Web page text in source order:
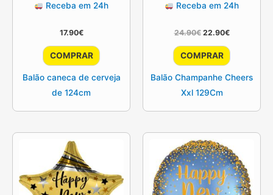
Receba em 24h
17.90€
COMPRAR
Balão caneca de cerveja
de 124cm
Receba em 24h
24.90€ O
original
era:
22.90€O
atual
é:
COMPRAR
Balão Champanhe Cheers
Xxl 129Cm